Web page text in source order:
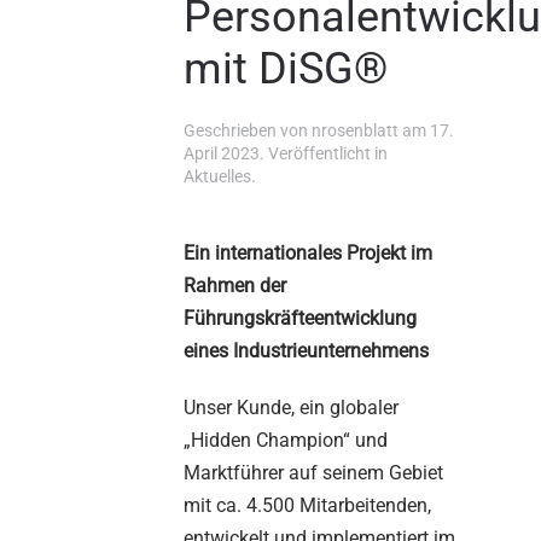
mit DiSG®
Geschrieben von nrosenblatt am 17.
April 2023. Veröffentlicht in
Aktuelles.
Ein internationales Projekt im
Rahmen der
Führungskräfteentwicklung
eines Industrieunternehmens
Unser Kunde, ein globaler
„Hidden Champion“ und
Marktführer auf seinem Gebiet
mit ca. 4.500 Mitarbeitenden,